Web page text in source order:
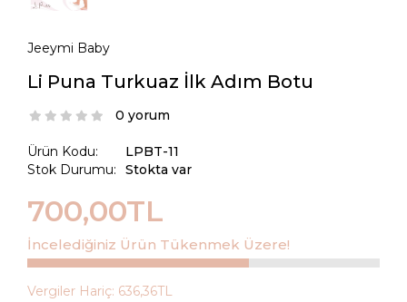
Jeeymi Baby
Li Puna Turkuaz İlk Adım Botu
0 yorum
Ürün Kodu:
Stok Durumu:
LPBT-11
Stokta var
700,00TL
İncelediğiniz Ürün Tükenmek Üzere!
Vergiler Hariç: 636,36TL